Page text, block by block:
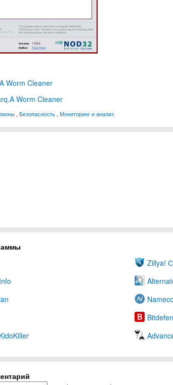
Worm Cleaner
Worm Cleaner
, Безопасность , Мониторинг и анализ
Zillya!